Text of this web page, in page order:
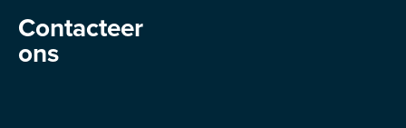
Contacteer
ons